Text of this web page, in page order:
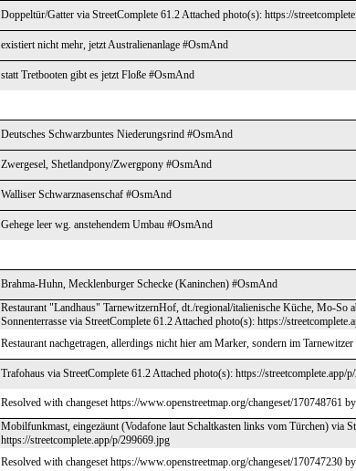
Doppeltür/Gatter via StreetComplete 61.2 Attached photo(s): https://
existiert nicht mehr, jetzt Australienanlage #OsmAnd
statt Tretbooten gibt es jetzt Floße #OsmAnd
Deutsches Schwarzbuntes Niederungsrind #OsmAnd
Zwergesel, Shetlandpony/Zwergpony #OsmAnd
Walliser Schwarznasenschaf #OsmAnd
Gehege leer wg. anstehendem Umbau #OsmAnd
Brahma-Huhn, Mecklenburger Schecke (Kaninchen) #OsmAnd
Restaurant "Landhaus" TarnewitzernHof, dt./regional/italienische Küche, Mo-
Sonnenterrasse via StreetComplete 61.2 Attached photo(s): https://
Restaurant nachgetragen, allerdings nicht hier am Marker, sondern im
Trafohaus via StreetComplete 61.2 Attached photo(s): https://streetcomplete.app/
Resolved with changeset https://www.openstreetmap.org/changeset/170748761
Mobilfunkmast, eingezäunt (Vodafone laut Schaltkasten links vom Türchen) via
https://streetcomplete.app/p/299669.jpg
Resolved with changeset https://www.openstreetmap.org/changeset/170747230